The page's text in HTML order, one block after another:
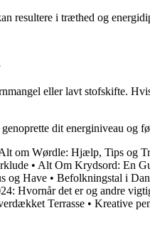
i træthed og
eller lavt stofskifte.
dit energiniveau og
om Wørdle: Hjælp, Tips og
• Alt Om Krydsord: En
og Have • Befolkningstal i
Hvornår det er og andre
Terrasse • Kreative